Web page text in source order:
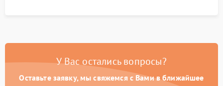
У Вас остались вопросы?
Оставьте заявку, мы свяжемся с Вами в ближайшее